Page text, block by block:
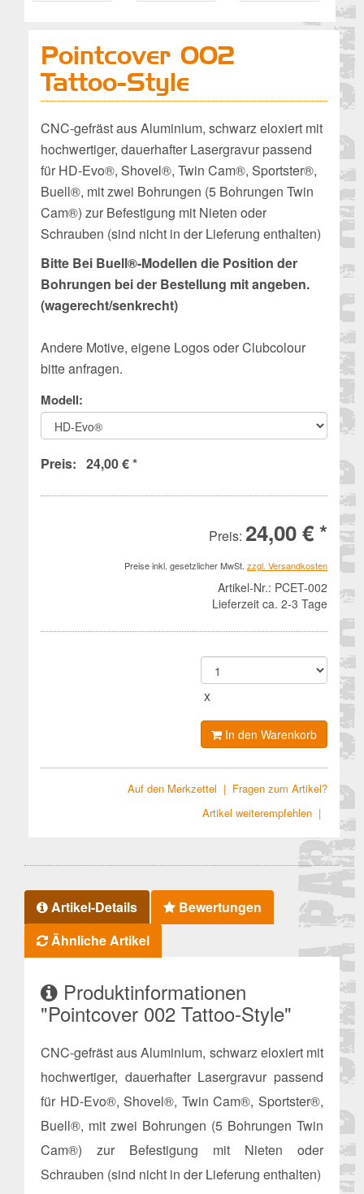
Pointcover 002
Tattoo-Style
CNC-gefräst aus Aluminium, schwarz eloxiert mit
hochwertiger, dauerhafter Lasergravur passend
für HD-Evo®, Shovel®, Twin Cam®, Sportster®,
Buell®, mit zwei Bohrungen (5 Bohrungen Twin
Cam®) zur Befestigung mit Nieten oder
Schrauben (sind nicht in der Lieferung enthalten)
Bitte Bei Buell®-Modellen die Position der
Bohrungen bei der Bestellung mit angeben.
(wagerecht/senkrecht)
Andere Motive, eigene Logos oder Clubcolour
bitte anfragen.
Modell:
Preis: 24,00 € *
Preis: 24,00 € *
Preise inkl. gesetzlicher MwSt. zzgl. Versandkosten
Artikel-Nr.: PCET-002
Lieferzeit ca. 2-3 Tage
x
In den Warenkorb
Fragen zum Artikel?
Auf den Merkzettel |
Artikel weiterempfehlen |
Artikel-Details
Bewertungen
Ähnliche Artikel
Produktinformationen
"Pointcover 002 Tattoo-Style"
CNC-gefräst aus Aluminium, schwarz eloxiert mit
hochwertiger, dauerhafter Lasergravur passend
für HD-Evo®, Shovel®, Twin Cam®, Sportster®,
Buell®, mit zwei Bohrungen (5 Bohrungen Twin
Cam®) zur Befestigung mit Nieten oder
Schrauben (sind nicht in der Lieferung enthalten)